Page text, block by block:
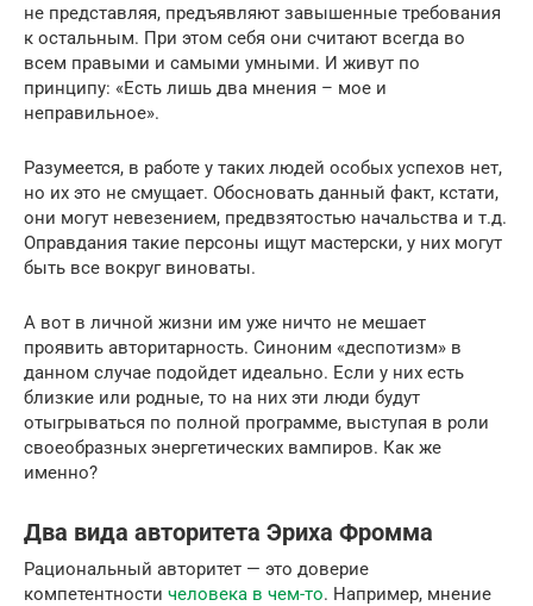
не представляя, предъявляют завышенные требования
к остальным. При этом себя они считают всегда во
всем правыми и самыми умными. И живут по
принципу: «Есть лишь два мнения – мое и
неправильное».
Разумеется, в работе у таких людей особых успехов нет,
но их это не смущает. Обосновать данный факт, кстати,
они могут невезением, предвзятостью начальства и т.д.
Оправдания такие персоны ищут мастерски, у них могут
быть все вокруг виноваты.
А вот в личной жизни им уже ничто не мешает
проявить авторитарность. Синоним «деспотизм» в
данном случае подойдет идеально. Если у них есть
близкие или родные, то на них эти люди будут
отыгрываться по полной программе, выступая в роли
своеобразных энергетических вампиров. Как же
именно?
Два вида авторитета Эриха Фромма
Рациональный авторитет — это доверие
компетентности человека в чем-то. Например, мнение